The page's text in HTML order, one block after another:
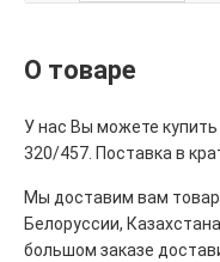
О товаре
У нас Вы можете
320/457. Поставка в
Мы доставим вам
Белоруссии,
большом заказе